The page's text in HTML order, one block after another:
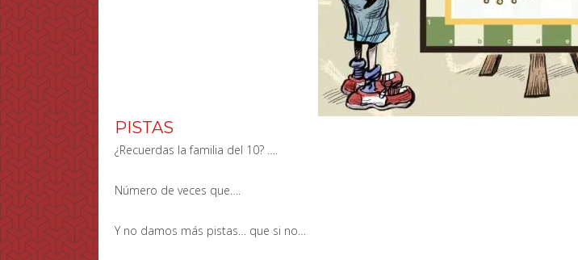
PISTAS
¿Recuerdas la familia del 10? ….
Número de veces que….
Y no damos más pistas… que si no…